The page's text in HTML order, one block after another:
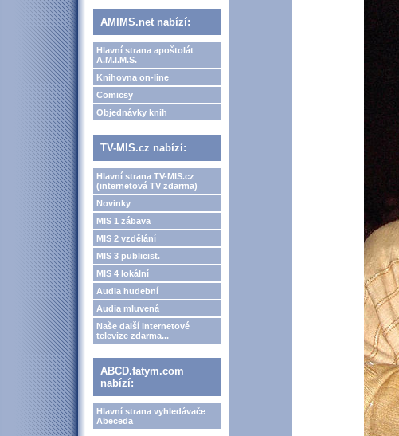
AMIMS.net nabízí:
Hlavní strana apoštolát
A.M.I.M.S.
Knihovna on-line
Comicsy
Objednávky knih
TV-MIS.cz nabízí:
Hlavní strana TV-MIS.cz
(internetová TV zdarma)
Novinky
MIS 1 zábava
MIS 2 vzdělání
MIS 3 publicist.
MIS 4 lokální
Audia hudební
Audia mluvená
Naše další internetové
televize zdarma...
ABCD.fatym.com
nabízí:
Hlavní strana vyhledávače
Abeceda